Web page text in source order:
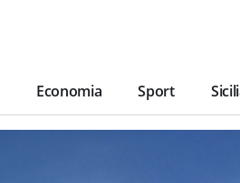
Economia Sport